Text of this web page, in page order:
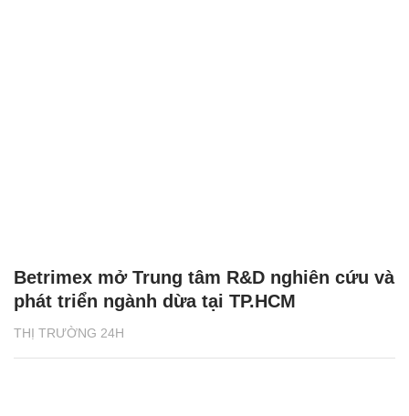
THỊ TRƯỜNG 24H
Betrimex mở Trung tâm R&D nghiên cứu và
phát triển ngành dừa tại TP.HCM